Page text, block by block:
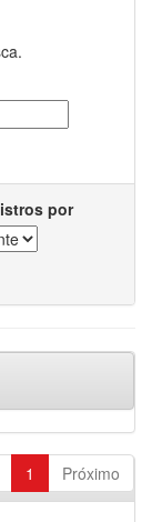
por
1 Próximo